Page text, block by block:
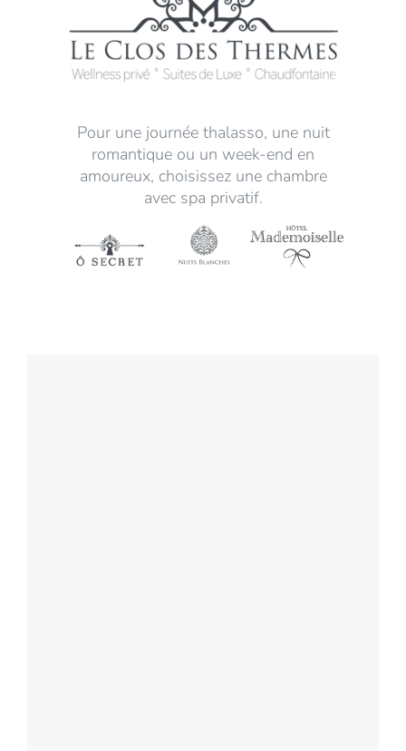
Pour une journée thalasso, une nuit
romantique ou un week-end en
amoureux, choisissez une chambre
avec spa privatif.